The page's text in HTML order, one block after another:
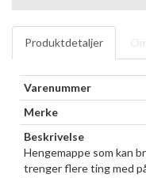
Produktdetaljer
Varenummer
Merke
Beskrivelse
Hengemappe som kan
trenger flere ting med